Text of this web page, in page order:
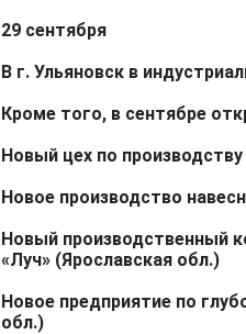
29 сентября
В г. Ульяновск в
Кроме того, в сентябре
Новый цех по
Новое производство
Новый производственный
«Луч» (Ярославская обл.)
Новое предприятие по
обл.)